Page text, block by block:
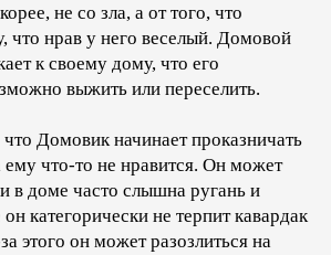
не со зла, а от того, что
что нрав у него веселый. Домовой
к своему дому, что его
выжить или переселить.
Домовик начинает проказничать
ему что-то не нравится. Он может
в доме часто слышна ругань и
категорически не терпит кавардак
этого он может разозлиться на